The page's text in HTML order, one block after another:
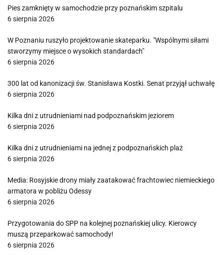
Pies zamknięty w samochodzie przy poznańskim szpitalu
6 sierpnia 2026
W Poznaniu ruszyło projektowanie skateparku. "Wspólnymi siłami
stworzymy miejsce o wysokich standardach"
6 sierpnia 2026
300 lat od kanonizacji św. Stanisława Kostki. Senat przyjął uchwałę
6 sierpnia 2026
Kilka dni z utrudnieniami nad podpoznańskim jeziorem
6 sierpnia 2026
Kilka dni z utrudnieniami na jednej z podpoznańskich plaż
6 sierpnia 2026
Media: Rosyjskie drony miały zaatakować frachtowiec niemieckiego
armatora w pobliżu Odessy
6 sierpnia 2026
Przygotowania do SPP na kolejnej poznańskiej ulicy. Kierowcy
muszą przeparkować samochody!
6 sierpnia 2026